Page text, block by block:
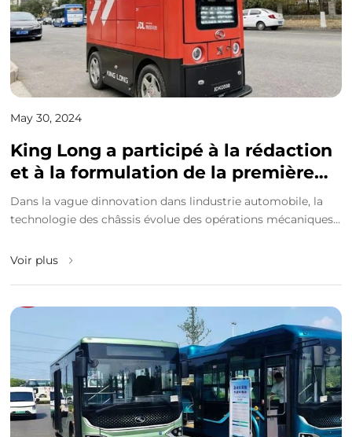
May 30, 2024
King Long a participé à la rédaction
et à la formulation de la première
norme nationale pour les châssis à
commande filaire
Dans la vague dinnovation dans lindustrie automobile, la
technologie des châssis évolue des opérations mécaniques
Voir plus